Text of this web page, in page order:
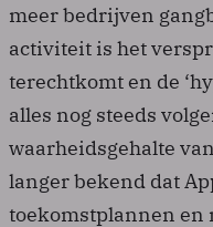
meer bedrijven
activiteit is het
terechtkomt en de
alles nog steeds
waarheidsgehalte
langer bekend dat
toekomstplannen en